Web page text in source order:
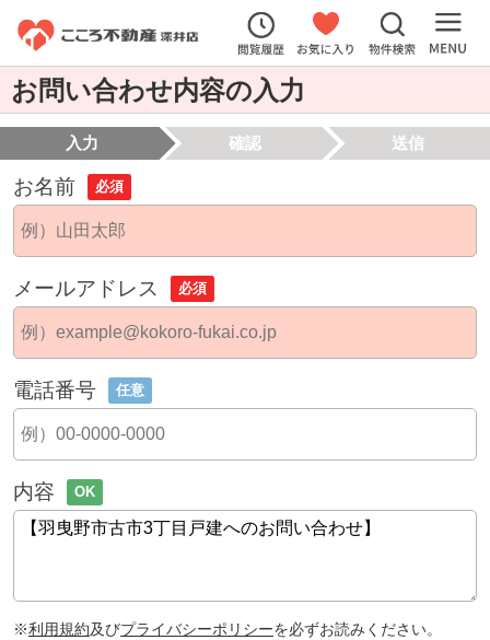
お問い合わせ内容の入力
入力 確認 送信
お名前 必須
メールアドレス 必須
電話番号 任意
内容 OK
※利用規約及びプライバシーポリシーを必ずお読みください。